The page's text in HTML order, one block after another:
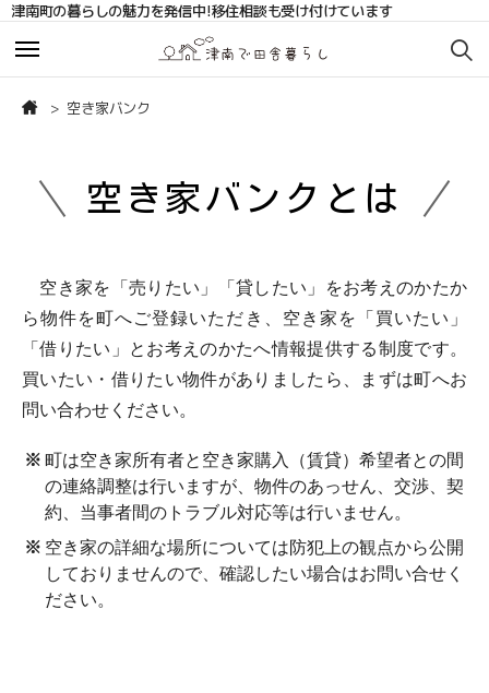
津南町の暮らしの魅力を発信中!移住相談も受け付けています
お知らせ
移住相談サポート
移住コーディネーターブログ
まちの人の声
補助金
ブログ
移住コーディネーターブログ
地域おこし協力隊活動キロク
お知らせ
移住相談サポート
移住コーディネーターブログ
まちの人の声
補助金
ブログ
移住コーディネーターブログ
地域おこし協力隊活動キロク
空き家バンク
空き家バンクとは
空き家を「売りたい」「貸したい」をお考えのかたか
ら物件を町へご登録いただき、空き家を「買いたい」
「借りたい」とお考えのかたへ情報提供する制度です。
買いたい・借りたい物件がありましたら、まずは町へお
問い合わせください。
町は空き家所有者と空き家購入（賃貸）希望者との間
の連絡調整は行いますが、物件のあっせん、交渉、契
約、当事者間のトラブル対応等は行いません。
空き家の詳細な場所については防犯上の観点から公開
しておりませんので、確認したい場合はお問い合せく
ださい。